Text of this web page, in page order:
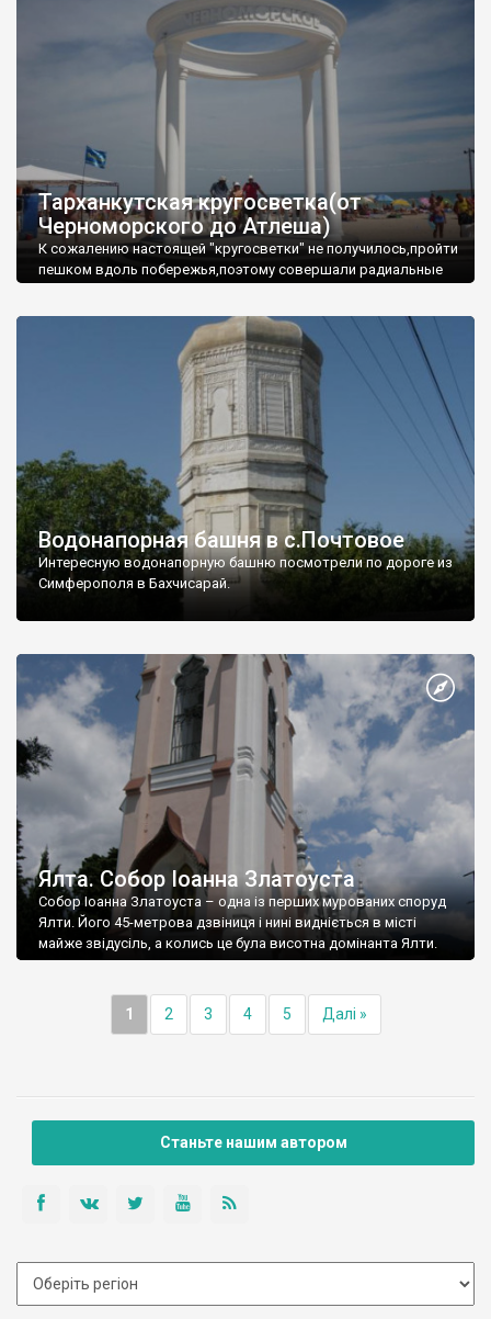
Тарханкутская кругосветка(от
Черноморского до Атлеша)
К сожалению настоящей "кругосветки" не получилось,пройти
пешком вдоль побережья,поэтому совершали радиальные
Водонапорная башня в с.Почтовое
Интересную водонапорную башню посмотрели по дороге из
Симферополя в Бахчисарай.
Ялта. Собор Іоанна Златоуста
Собор Іоанна Златоуста – одна із перших мурованих споруд
Ялти. Його 45-метрова дзвіниця і нині видніється в місті
майже звідусіль, а колись це була висотна домінанта Ялти.
1 2 3 4 5 Далі »
Станьте нашим автором